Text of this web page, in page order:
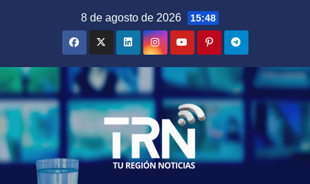
8 de agosto de 2026 15:48